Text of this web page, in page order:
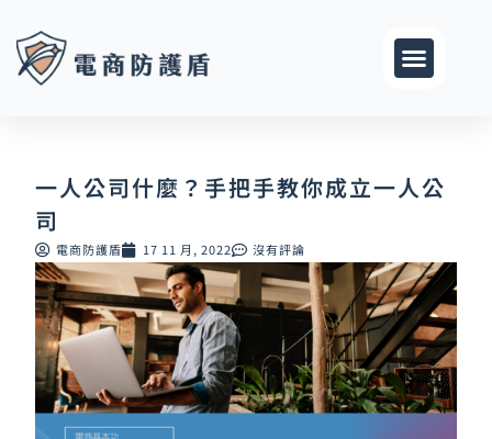
一人公司什麼？手把手教你成立一人公
司
電商防護盾 17 11 月, 2022 沒有評論